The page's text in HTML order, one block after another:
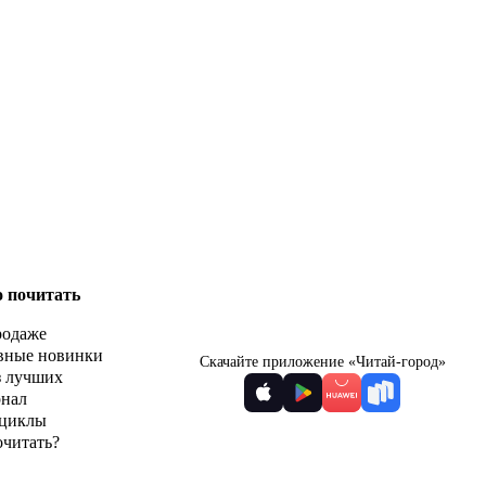
почитать
новинки
лучших
Скачайте приложение «Читай-город»